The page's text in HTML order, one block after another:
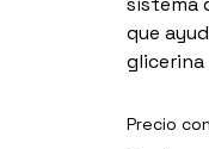
que
Precio